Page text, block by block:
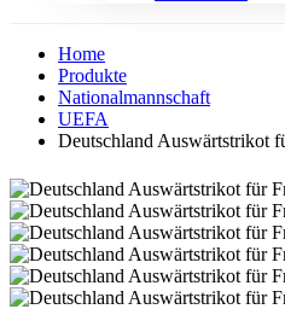
Home
Produkte
Nationalmannschaft
UEFA
Deutschland Auswärtstrikot